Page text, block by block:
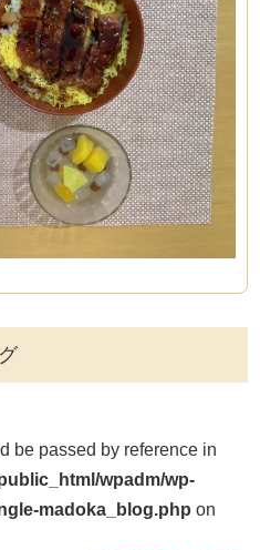
be passed by reference in
wpadm/wp-
madoka_blog.php on